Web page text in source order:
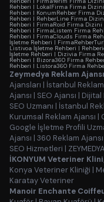
Rehberi | LokalFirma Firma Dizini
Rehberi | KonumRehber Firma
Rehberi | RehberLine Firma
Rehberi | FirmaRoid Firma Dizini
Rehberi | FirmaListem Firma
Rehberi | FirmaClouds Firma
İşletme Rehberi |
Listivoa İşletme Rehberi |
İşletme Rehberi | Dizivia Firma
Rehberi | Bizora360 Firma
Rehberi | Listora360 Firma
Zeymedya Reklam
Ajansları | İstanbul
Ajansı | SEO Ajansı | Dijital
SEO Uzmanı | İstanbul
Kurumsal Reklam Ajansı |
Google İşletme Profili
Ajansı | 360 Reklam Ajansı
SEO Hizmetleri |
İKONYUM Veteriner
Konya Veteriner Kliniği |
Karatay Veteriner
Manoir Enchante